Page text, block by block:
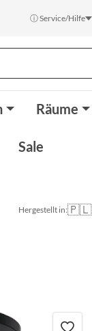
ⓘ Service/Hilfe
Räume
Sale
Hergestellt in:🇵🇱